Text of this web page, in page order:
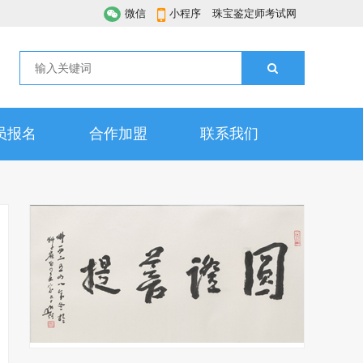
微信 小程序 珠宝鉴定师考试网
报名 合作加盟 联系我们